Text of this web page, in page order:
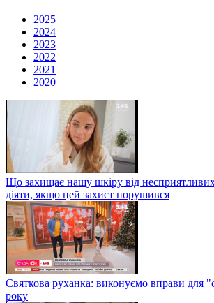
2025
2024
2023
2022
2021
2020
Що захищає нашу шкіру від несприятливих
діяти, якщо цей захист порушився
Святкова руханка: виконуємо вправи для
року